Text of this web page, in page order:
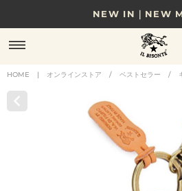
NEW IN｜NEW
8/17(月)10時まで｜税込
贈る相手やシーンから選べる、
NEW IN｜COLOR
HOME | オンラインストア / ベストセラー /